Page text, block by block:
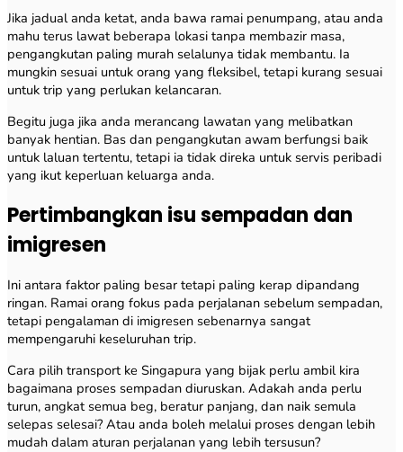
Jika jadual anda ketat, anda bawa ramai penumpang, atau anda
mahu terus lawat beberapa lokasi tanpa membazir masa,
pengangkutan paling murah selalunya tidak membantu. Ia
mungkin sesuai untuk orang yang fleksibel, tetapi kurang sesuai
untuk trip yang perlukan kelancaran.
Begitu juga jika anda merancang lawatan yang melibatkan
banyak hentian. Bas dan pengangkutan awam berfungsi baik
untuk laluan tertentu, tetapi ia tidak direka untuk servis peribadi
yang ikut keperluan keluarga anda.
Pertimbangkan isu sempadan dan
imigresen
Ini antara faktor paling besar tetapi paling kerap dipandang
ringan. Ramai orang fokus pada perjalanan sebelum sempadan,
tetapi pengalaman di imigresen sebenarnya sangat
mempengaruhi keseluruhan trip.
Cara pilih transport ke Singapura yang bijak perlu ambil kira
bagaimana proses sempadan diuruskan. Adakah anda perlu
turun, angkat semua beg, beratur panjang, dan naik semula
selepas selesai? Atau anda boleh melalui proses dengan lebih
mudah dalam aturan perjalanan yang lebih tersusun?